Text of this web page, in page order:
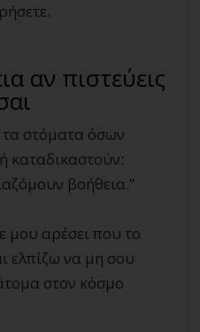
αν πιστεύεις
στόματα όσων
καταδικαστούν:
βοήθεια.”
μου αρέσει που το
ελπίζω να μη σου
στον κόσμο